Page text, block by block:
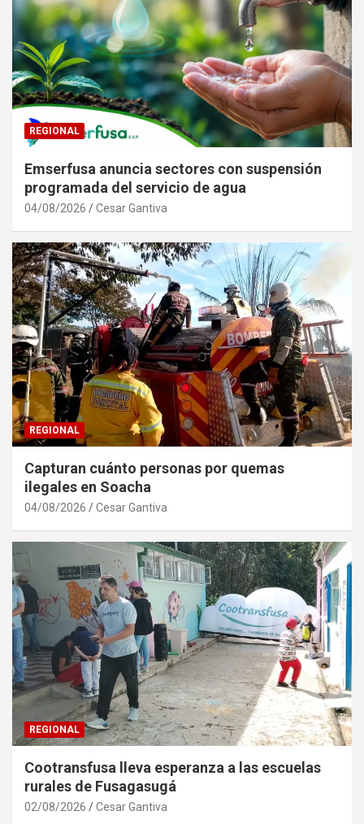
REGIONAL
Emserfusa anuncia sectores con suspensión
programada del servicio de agua
04/08/2026 Cesar Gantiva
REGIONAL
Capturan cuánto personas por quemas
ilegales en Soacha
04/08/2026 Cesar Gantiva
REGIONAL
Cootransfusa lleva esperanza a las escuelas
rurales de Fusagasugá
02/08/2026 Cesar Gantiva